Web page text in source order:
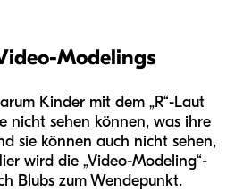
Modelings
Kinder mit dem „R“-Laut
nicht sehen können, was ihre
sie können auch nicht sehen,
wird die „Video-Modeling“-
Blubs zum Wendepunkt.